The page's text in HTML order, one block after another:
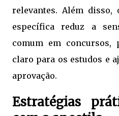
relevantes. Além
específica reduz a
comum em concursos,
claro para os estudos e
aprovação.
Estratégias